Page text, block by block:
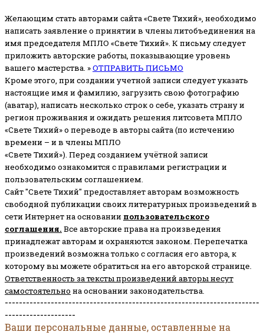
Желающим стать авторами сайта «Свете Тихий», необходимо
написать заявление о принятии в члены литобъединения на
имя председателя МПЛО «Свете Тихий». К письму следует
приложить авторские работы, показывающие уровень
вашего мастерства. »ОТПРАВИТЬ ПИСЬМО
Кроме этого, при создании учетной записи следует указать
настоящие имя и фамилию, загрузить свою фотографию
(аватар), написать несколько строк о себе, указать страну и
регион проживания и ожидать решения литсовета МПЛО
«Свете Тихий» о переводе в авторы сайта (по истечению
времени – и в члены МПЛО
«Свете Тихий»). Перед созданием учётной записи
необходимо ознакомится с правилами регистрации и
пользовательским соглашением.
Сайт "Свете Тихий" предоставляет авторам возможность
свободной публикации своих литературных произведений в
сети Интернет на основании пользовательского
соглашения. Все авторские права на произведения
принадлежат авторам и охраняются законом. Перепечатка
произведений возможна только с согласия его автора, к
которому вы можете обратиться на его авторской странице.
Ответственность за тексты произведений авторы несут
самостоятельно на основании законодательства.
------------------------------------------------------------------------
--------------------
Ваши персональные данные, оставленные на